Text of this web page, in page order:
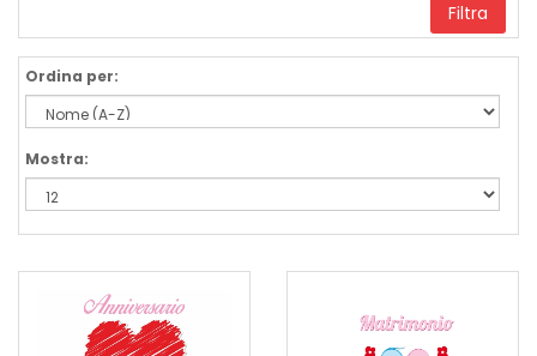
Filtra
Ordina per:
Mostra: